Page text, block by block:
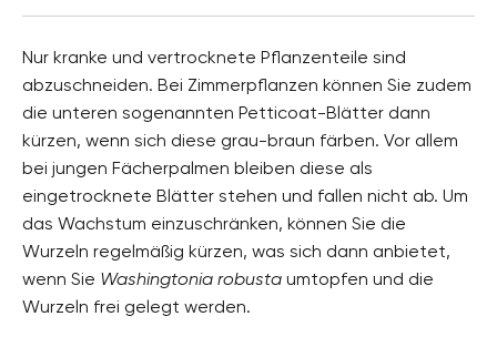
Nur kranke und vertrocknete Pflanzenteile sind
abzuschneiden. Bei Zimmerpflanzen können Sie zudem
die unteren sogenannten Petticoat-Blätter dann
kürzen, wenn sich diese grau-braun färben. Vor allem
bei jungen Fächerpalmen bleiben diese als
eingetrocknete Blätter stehen und fallen nicht ab. Um
das Wachstum einzuschränken, können Sie die
Wurzeln regelmäßig kürzen, was sich dann anbietet,
wenn Sie Washingtonia robusta umtopfen und die
Wurzeln frei gelegt werden.